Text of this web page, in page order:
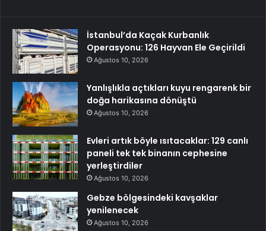
İstanbul’da Kaçak Kurbanlık
Operasyonu: 126 Hayvan Ele Geçirildi
Ağustos 10, 2026
Yanlışlıkla açtıkları kuyu rengarenk bir
doğa harikasına dönüştü
Ağustos 10, 2026
Evleri artık böyle ısıtacaklar: 129 canlı
paneli tek tek binanın cephesine
yerleştirdiler
Ağustos 10, 2026
Gebze bölgesindeki kavşaklar
yenilenecek
Ağustos 10, 2026